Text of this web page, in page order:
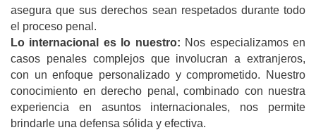
asegura que sus derechos sean respetados durante todo
el proceso penal.
Lo internacional es lo nuestro: Nos especializamos en
casos penales complejos que involucran a extranjeros,
con un enfoque personalizado y comprometido. Nuestro
conocimiento en derecho penal, combinado con nuestra
experiencia en asuntos internacionales, nos permite
brindarle una defensa sólida y efectiva.